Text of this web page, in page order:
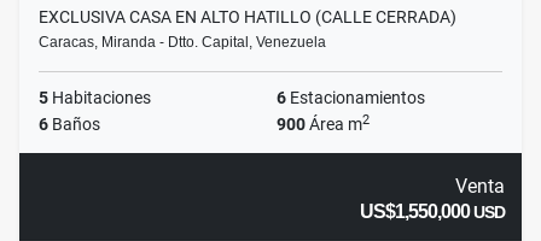
EXCLUSIVA CASA EN ALTO HATILLO (CALLE CERRADA)
Caracas, Miranda - Dtto. Capital, Venezuela
5 Habitaciones 6 Estacionamientos
6 Baños 900Área m2
Venta
US$1,550,000USD